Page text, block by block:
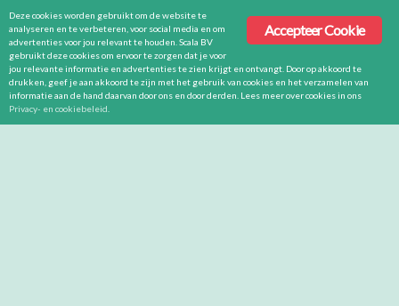
Accepteer Cookie
Deze cookies worden gebruikt om de website te
analyseren en te verbeteren, voor social media en om
advertenties voor jou relevant te houden. Scala BV
gebruikt deze cookies om ervoor te zorgen dat je voor
jou relevante informatie en advertenties te zien krijgt en ontvangt. Door op akkoord te
drukken, geef je aan akkoord te zijn met het gebruik van cookies en het verzamelen van
informatie aan de hand daarvan door ons en door derden. Lees meer over cookies in ons
Privacy- en cookiebeleid